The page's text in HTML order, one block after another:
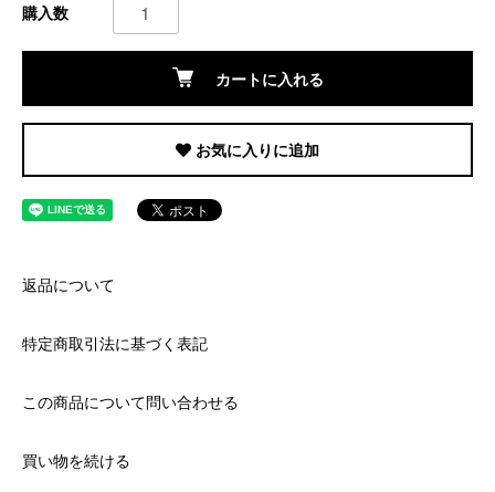
購入数
カートに入れる
お気に入りに追加
返品について
特定商取引法に基づく表記
この商品について問い合わせる
買い物を続ける